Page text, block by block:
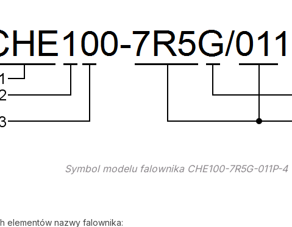
Symbol modelu falownika CHE100-7R5G-011P-4
elementów nazwy falownika: